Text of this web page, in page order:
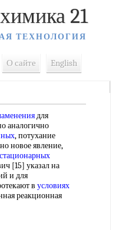
21
ТЕХНОЛОГИЯ
О сайте English
для
аналогично
, потухание
новое явление,
стационарных
[15] указал на
и для
в условиях
реакционная